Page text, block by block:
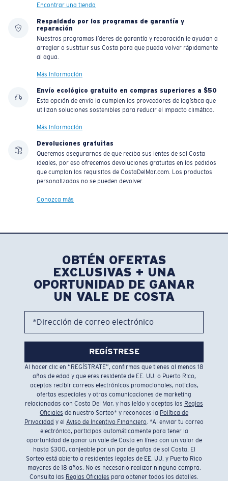
Encontrar una tienda
Respaldado por los programas de garantía y
reparación
Nuestros programas líderes de garantía y reparación le ayudan a
arreglar o sustituir sus Costa para que pueda volver rápidamente
al agua.
Más información
Envío ecológico gratuito en compras superiores a $50
Esta opción de envío la cumplen los proveedores de logística que
utilizan soluciones sostenibles para reducir el impacto climático.
Más información
Devoluciones gratuitas
Queremos asegurarnos de que reciba sus lentes de sol Costa
ideales, por eso ofrecemos devoluciones gratuitas en los pedidos
que cumplan los requisitos de CostaDelMar.com. Los productos
personalizados no se pueden devolver.
Conozca más
OBTÉN OFERTAS
EXCLUSIVAS + UNA
OPORTUNIDAD DE GANAR
UN VALE DE COSTA
*Dirección de correo electrónico
REGÍSTRESE
Al hacer clic en “REGÍSTRATE”, confirmas que tienes al menos 18
años de edad y que eres residente de EE. UU. o Puerto Rico,
aceptas recibir correos electrónicos promocionales, noticias,
ofertas especiales y otras comunicaciones de marketing
relacionadas con Costa Del Mar, y has leído y aceptas las Reglas
Oficiales de nuestro Sorteo* y reconoces la Política de
Privacidad y el Aviso de Incentivo Financiero . *Al enviar tu correo
electrónico, participas automáticamente para tener la
oportunidad de ganar un vale de Costa en línea con un valor de
hasta $300, canjeable por un par de gafas de sol Costa. El
Sorteo está abierto a residentes legales de EE. UU. y Puerto Rico
mayores de 18 años. No es necesario realizar ninguna compra.
Consulta las Reglas Oficiales para obtener todos los detalles.